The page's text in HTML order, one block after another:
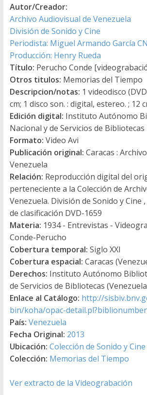
Autor/Creador:
Archivo Audiovisual de Venezuela
División de Sonido y Cine
Periodista: Miguel Armando García
Producción: Henry Rueda
Título: Perucho Conde
Otros titulos: Memorias del Tiempo
Descripcion/notas: 1 videodisco
cm; 1 disco son. : digital, estereo. ; 12
Edición digital: Instituto Autónomo
Nacional y de Servicios de Bibliotecas
Formato: Video Avi
Publicación original: Caracas :
Venezuela
Relación: Reproducción digital del
perteneciente a la Colección de
Venezuela. División de Sonido y Cine
de clasificación DVD-1659
Materia: 1934 - Entrevistas -
Conde-Perucho
Cobertura temporal: Siglo XXI
Cobertura espacial: Caracas
Derechos: Instituto Autónomo
de Servicios de Bibliotecas
Enlace al Catálogo: http://
bin/koha/opac-
País: Venezuela
Fecha Original: 2013
Ubicación: Colección de Sonido y Cine
Colección: Memorias del Tiempo
Ver extracto de la Videograbación